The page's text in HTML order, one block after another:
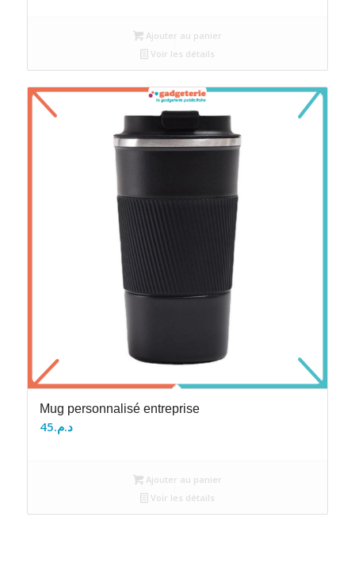
Ajouter au panier
Voir les détails
Mug personnalisé entreprise
د.م.45
Ajouter au panier
Voir les détails